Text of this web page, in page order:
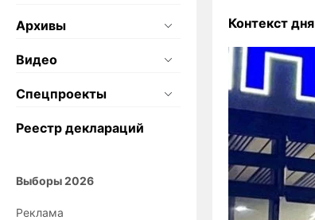
Архивы
Видео
Спецпроекты
Реестр деклараций
Выборы 2026
Реклама
Контекст дня